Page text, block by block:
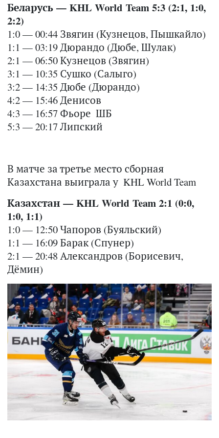
Беларусь — KHL World Team 5:3 (2:1, 1:0,
2:2)
1:0 — 00:44 Звягин (Кузнецов, Пышкайло)
1:1 — 03:19 Дюрандо (Дюбе, Шулак)
2:1 — 06:50 Кузнецов (Звягин)
3:1 — 10:35 Сушко (Салыго)
3:2 — 14:35 Дюбе (Дюрандо)
4:2 — 15:46 Денисов
4:3 — 16:57 Фьоре ШБ
5:3 — 20:17 Липский
В матче за третье место сборная
Казахстана выиграла у KHL World Team
Казахстан — KHL World Team 2:1 (0:0,
1:0, 1:1)
1:0 — 12:50 Чапоров (Буяльский)
1:1 — 16:09 Барак (Спунер)
2:1 — 20:48 Александров (Борисевич,
Дёмин)